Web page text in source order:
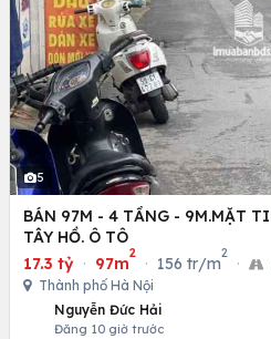
5
BÁN 97M - 4 TẦNG - 9M.MẶT
TÂY HỒ. Ô TÔ
17.3 tỷ · 97m
2
· 156 tr/m
2
·
Thành phố Hà Nội
Nguyễn Đức Hải
Đăng 10 giờ trước